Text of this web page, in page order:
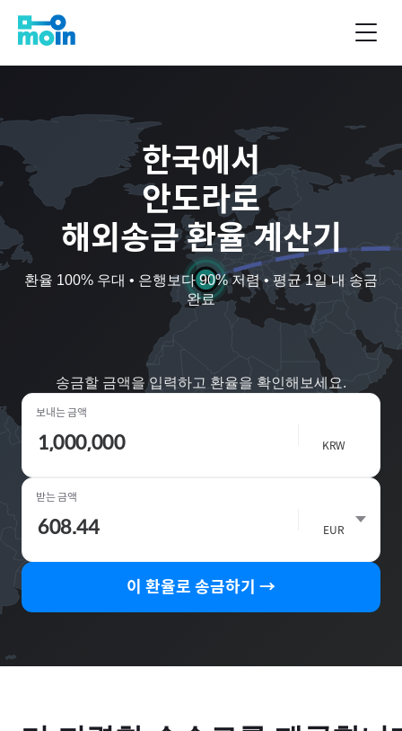
한국에서
안도라로
해외송금 환율 계산기
환율 100% 우대 • 은행보다 90% 저렴 • 평균 1일 내 송금
완료
송금할 금액을 입력하고 환율을 확인해보세요.
보내는 금액
KRW
받는 금액
EUR
이 환율로 송금하기 →